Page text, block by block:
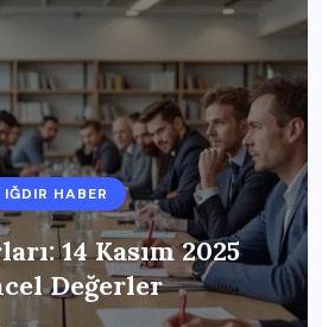
IĞDIR HABER
14 Kasım 2025
Değerler